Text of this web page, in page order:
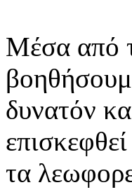
Μέσα από
δυνατόν
τα